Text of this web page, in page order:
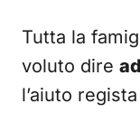
Tutta la
voluto dire
l’aiuto